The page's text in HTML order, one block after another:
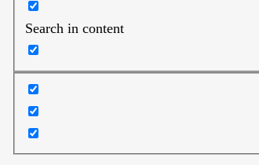
Search in content